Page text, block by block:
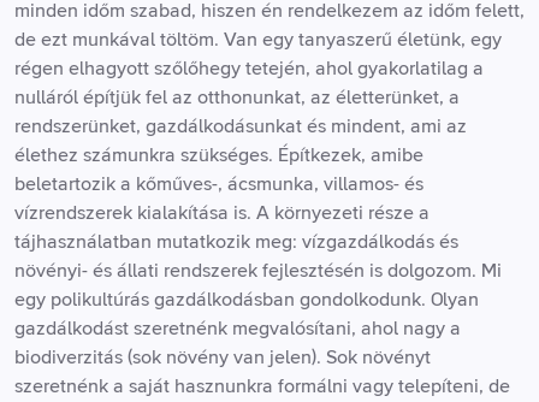
minden időm szabad, hiszen én rendelkezem az időm felett,
de ezt munkával töltöm. Van egy tanyaszerű életünk, egy
régen elhagyott szőlőhegy tetején, ahol gyakorlatilag a
nulláról építjük fel az otthonunkat, az életterünket, a
rendszerünket, gazdálkodásunkat és mindent, ami az
élethez számunkra szükséges. Építkezek, amibe
beletartozik a kőműves-, ácsmunka, villamos- és
vízrendszerek kialakítása is. A környezeti része a
tájhasználatban mutatkozik meg: vízgazdálkodás és
növényi- és állati rendszerek fejlesztésén is dolgozom. Mi
egy polikultúrás gazdálkodásban gondolkodunk. Olyan
gazdálkodást szeretnénk megvalósítani, ahol nagy a
biodiverzitás (sok növény van jelen). Sok növényt
szeretnénk a saját hasznunkra formálni vagy telepíteni, de